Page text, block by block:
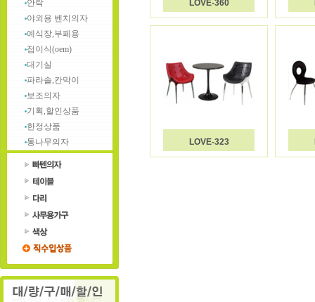
안락
야외용 벤치의자
예식장,부페용
접이식(oem)
대기실
파라솔,칸막이
보조의자
기획,할인상품
한정상품
통나무의자
LOVE-360
LOVE-323